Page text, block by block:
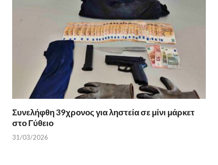
Συνελήφθη 39χρονος για ληστεία σε μίνι μάρκετ
στο Γύθειο
31/03/2026